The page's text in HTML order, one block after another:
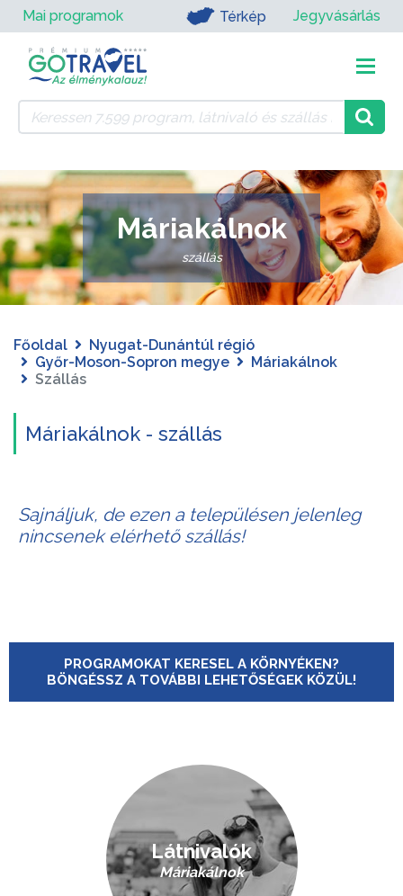
Mai programok Térkép Jegyvásárlás
Máriakálnok
szállás
Főoldal
Nyugat-Dunántúl régió
Győr-Moson-Sopron megye
Máriakálnok
Szállás
Máriakálnok - szállás
Sajnáljuk, de ezen a településen jelenleg
nincsenek elérhető szállás!
PROGRAMOKAT KERESEL A KÖRNYÉKEN?
BÖNGÉSSZ A TOVÁBBI LEHETŐSÉGEK KÖZÜL!
Látnivalók
Máriakálnok